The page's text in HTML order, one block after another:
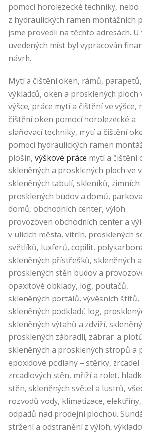
pomocí horolezecké techniky, nebo
z hydraulických ramen montážních
jsme provedli na těchto adresách. U
uvedených míst byl vypracován
návrh.
Mytí a čištění oken, rámů,
výkladců, oken a prosklených ploch
výšce, práce mytí a čištění ve výšce,
čištění oken pomocí horolezecké a
slaňovací techniky, mytí a čištění
pomocí hydraulických ramen
plošin, výškové práce mytí a čištění
skleněných a prosklených ploch ve
skleněných tabulí, skleníků, zimních
prosklených budov a domů,
domů, obchodních center, výloh
provozoven obchodních center a
v ulicích města, vitrín, prosklených
světlíků, luxferů, copilit,
skleněných přístřešků, skleněných a
prosklených stěn budov a
opaxitové obklady, log, poutačů,
skleněných portálů, vývěsních štítů,
skleněných podkladů log,
skleněných výtahů a zdviží,
prosklených zábradlí, zábran a
skleněných a prosklených stropů a
epoxidové podlahy – stěrky, zrcadel
zrcadlových stěn, mříží a rolet,
stěn, skleněných světel a lustrů,
rozvodů vody, klimatizace,
odpadů nad prodejní plochou.
stržení a odstranění z výloh,